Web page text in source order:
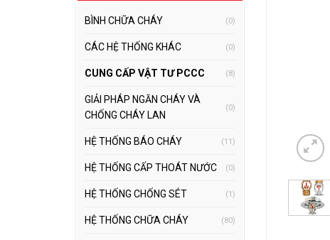
BÌNH CHỮA CHÁY (0)
CÁC HỆ THỐNG KHÁC (0)
CUNG CẤP VẬT TƯ PCCC (8)
GIẢI PHÁP NGĂN CHÁY VÀ
CHỐNG CHÁY LAN
(0)
HỆ THỐNG BÁO CHÁY (11)
HỆ THỐNG CẤP THOÁT NƯỚC (0)
HỆ THỐNG CHỐNG SÉT (1)
HỆ THỐNG CHỮA CHÁY (80)